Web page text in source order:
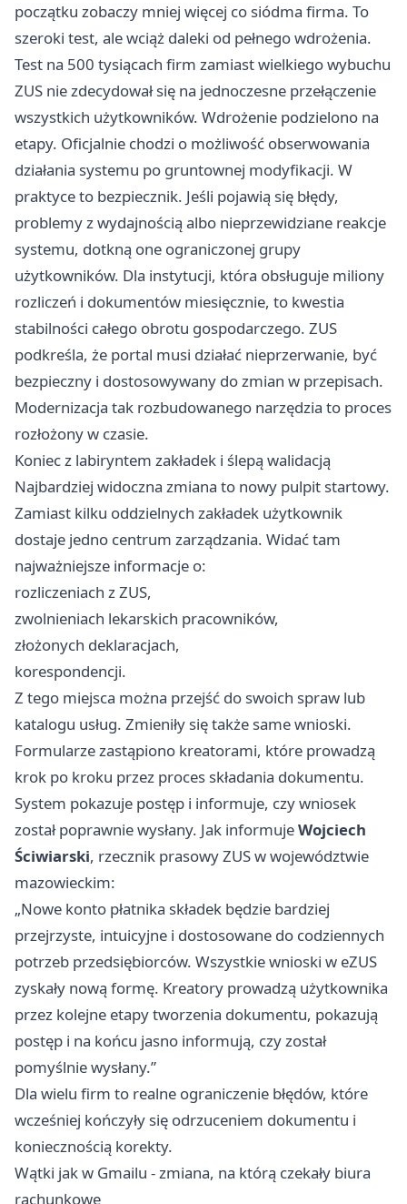
początku zobaczy mniej więcej co siódma firma. To
szeroki test, ale wciąż daleki od pełnego wdrożenia.
Test na 500 tysiącach firm zamiast wielkiego wybuchu
ZUS nie zdecydował się na jednoczesne przełączenie
wszystkich użytkowników. Wdrożenie podzielono na
etapy. Oficjalnie chodzi o możliwość obserwowania
działania systemu po gruntownej modyfikacji. W
praktyce to bezpiecznik. Jeśli pojawią się błędy,
problemy z wydajnością albo nieprzewidziane reakcje
systemu, dotkną one ograniczonej grupy
użytkowników. Dla instytucji, która obsługuje miliony
rozliczeń i dokumentów miesięcznie, to kwestia
stabilności całego obrotu gospodarczego. ZUS
podkreśla, że portal musi działać nieprzerwanie, być
bezpieczny i dostosowywany do zmian w przepisach.
Modernizacja tak rozbudowanego narzędzia to proces
rozłożony w czasie.
Koniec z labiryntem zakładek i ślepą walidacją
Najbardziej widoczna zmiana to nowy pulpit startowy.
Zamiast kilku oddzielnych zakładek użytkownik
dostaje jedno centrum zarządzania. Widać tam
najważniejsze informacje o:
rozliczeniach z ZUS,
zwolnieniach lekarskich pracowników,
złożonych deklaracjach,
korespondencji.
Z tego miejsca można przejść do swoich spraw lub
katalogu usług. Zmieniły się także same wnioski.
Formularze zastąpiono kreatorami, które prowadzą
krok po kroku przez proces składania dokumentu.
System pokazuje postęp i informuje, czy wniosek
został poprawnie wysłany. Jak informujeWojciech
Ściwiarski, rzecznik prasowy ZUS w województwie
mazowieckim:
„Nowe konto płatnika składek będzie bardziej
przejrzyste, intuicyjne i dostosowane do codziennych
potrzeb przedsiębiorców. Wszystkie wnioski w eZUS
zyskały nową formę. Kreatory prowadzą użytkownika
przez kolejne etapy tworzenia dokumentu, pokazują
postęp i na końcu jasno informują, czy został
pomyślnie wysłany.”
Dla wielu firm to realne ograniczenie błędów, które
wcześniej kończyły się odrzuceniem dokumentu i
koniecznością korekty.
Wątki jak w Gmailu - zmiana, na którą czekały biura
rachunkowe